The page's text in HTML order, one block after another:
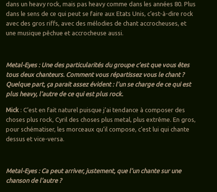
dans un heavy rock, mais pas heavy comme dans les années 80. Plus
dans le sens de ce qui peut se faire aux Etats Unis, c’est-à-dire rock
avec des gros riffs, avec des mélodies de chant accrocheuses, et
une musique pêchue et accrocheuse aussi.
Metal-Eyes : Une des particularités du groupe c’est que vous êtes
tous deux chanteurs. Comment vous répartissez vous le chant ?
Quelque part, ça parait assez évident : l’un se charge de ce qui est
plus heavy, l’autre de ce qui est plus rock.
Mick: C’est en fait naturel puisque j’ai tendance à composer des
choses plus rock, Cyril des choses plus metal, plus extrême. En gros,
pour schématiser, les morceaux qu’il compose, c’est lui qui chante
dessus et vice-versa.
Metal-Eyes : Ca peut arriver, justement, que l’un chante sur une
chanson de l’autre ?